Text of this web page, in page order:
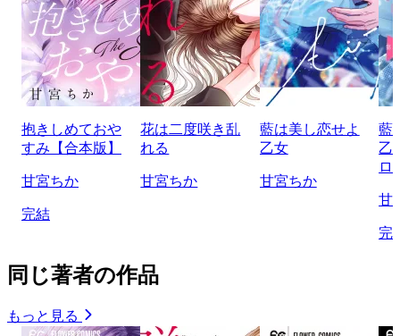
抱きしめておや
すみ【合本版】
甘宮ちか
完結
花は二度咲き乱
れる
甘宮ちか
藍は美し恋せよ
乙女
甘宮ちか
藍
乙
ロ
甘
完
同じ著者の作品
もっと見る